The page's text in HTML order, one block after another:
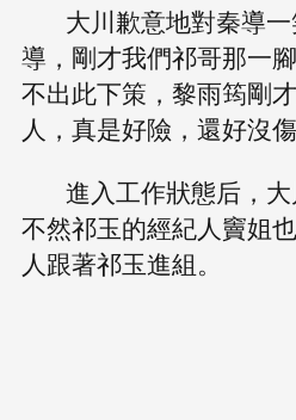
大川歉意地對秦導
導，剛才我們祁哥那一
不出此下策，黎雨筠剛
人，真是好險，還好沒
進入工作狀態后，
不然祁玉的經紀人竇姐
人跟著祁玉進組。